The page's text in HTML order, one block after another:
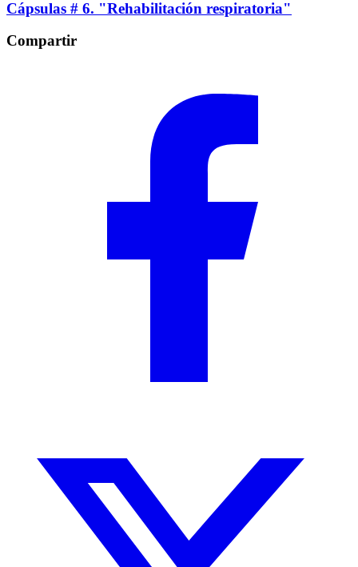
Cápsulas # 6. "Rehabilitación respiratoria"
Compartir